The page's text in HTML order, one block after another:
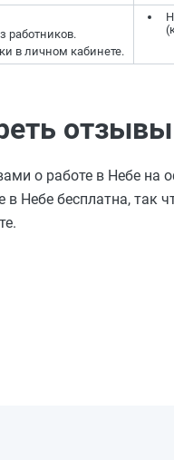
работников.
в личном кабинете.
о работе в Небе на
Небе бесплатна,